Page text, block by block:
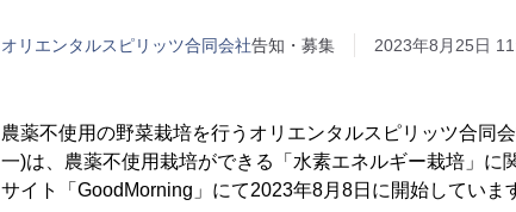
オリエンタルスピリッツ合同会社告知・募集 2023年8月25日
農薬不使用の野菜栽培を行うオリエンタルスピリッツ合同
一)は、農薬不使用栽培ができる「水素エネルギー栽培」に
サイト「GoodMorning」にて2023年8月8日に開始していま